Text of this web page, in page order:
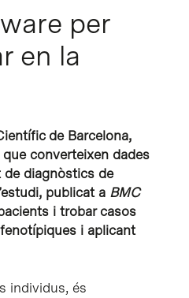
per
en la
de Barcelona,
converteixen dades
de diagnòstics de
publicat a BMC
i trobar casos
i aplicant
individus, és